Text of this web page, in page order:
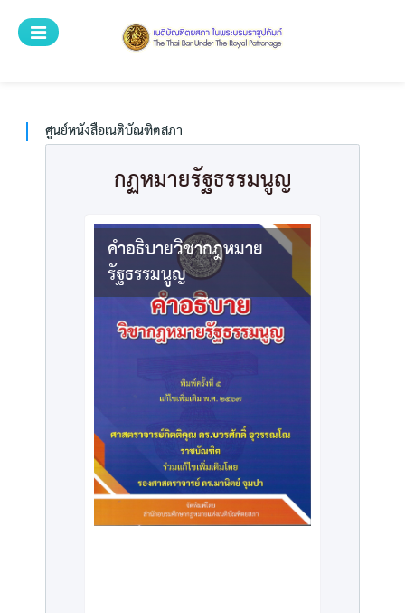
ศูนย์หนังสือเนติบัณฑิตสภา
กฏหมายรัฐธรรมนูญ
คำอธิบายวิชากฎหมาย
รัฐธรรมนูญ
ระบบศูนย์บริการ
ศูนย์หนังสือเนติบัณฑิตยสภา
หนังสือทั้งหมด